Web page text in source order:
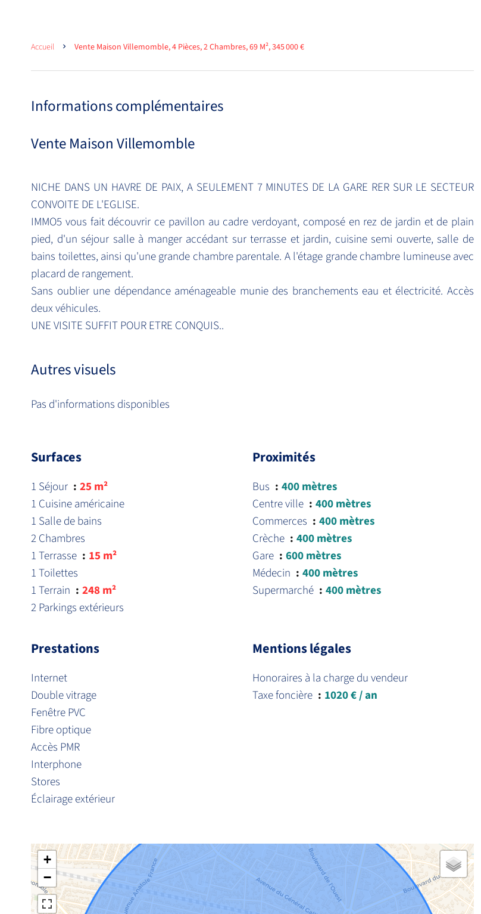
Accueil Vente Maison Villemomble, 4 Pièces, 2 Chambres, 69 M², 345 000 €
Informations complémentaires
Vente Maison Villemomble
NICHE DANS UN HAVRE DE PAIX, A SEULEMENT 7 MINUTES DE LA GARE RER SUR LE SECTEUR
CONVOITE DE L'EGLISE.
IMMO5 vous fait découvrir ce pavillon au cadre verdoyant, composé en rez de jardin et de plain
pied, d'un séjour salle à manger accédant sur terrasse et jardin, cuisine semi ouverte, salle de
bains toilettes, ainsi qu'une grande chambre parentale. A l'étage grande chambre lumineuse avec
placard de rangement.
Sans oublier une dépendance aménageable munie des branchements eau et électricité. Accès
deux véhicules.
UNE VISITE SUFFIT POUR ETRE CONQUIS..
Autres visuels
Pas d'informations disponibles
Surfaces
1 Séjour
25 m²
1 Cuisine américaine
1 Salle de bains
2 Chambres
1 Terrasse
15 m²
1 Toilettes
1 Terrain
248 m²
2 Parkings extérieurs
Proximités
Bus
400 mètres
Centre ville
400 mètres
Commerces
400 mètres
Crèche
400 mètres
Gare
600 mètres
Médecin
400 mètres
Supermarché
400 mètres
Prestations
Internet
Double vitrage
Fenêtre PVC
Fibre optique
Accès PMR
Interphone
Stores
Éclairage extérieur
Mentions légales
Honoraires à la charge du vendeur
Taxe foncière
1020 € / an
+
−